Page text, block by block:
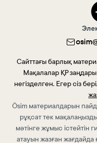
Сайттағы барлық
Мақалалар ҚР
негізделген. Егер сіз
Ösim материалдарын
рұқсат тек
мәтінге жұмыс істейтін
атауын жазған жағдайда